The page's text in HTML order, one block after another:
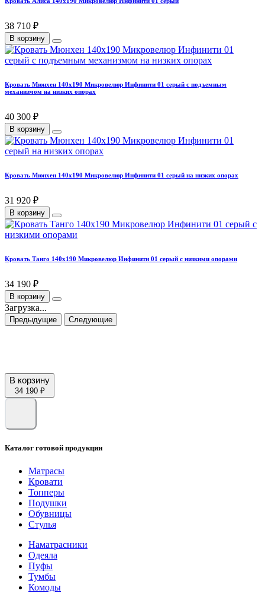
38 710 ₽
В корзину
Кровать Мюнхен 140х190 Микровелюр Инфинити 01 серый с подъемным
механизмом на низких опорах
40 300 ₽
В корзину
Кровать Мюнхен 140х190 Микровелюр Инфинити 01 серый на низких опорах
31 920 ₽
В корзину
Кровать Танго 140х190 Микровелюр Инфинити 01 серый с низкими опорами
34 190 ₽
В корзину
Загрузка...
Предыдущие Следующие
В корзину
34 190 ₽
Каталог готовой продукции
Матрасы
Кровати
Топперы
Подушки
Обувницы
Стулья
Наматрасники
Одеяла
Пуфы
Тумбы
Комоды